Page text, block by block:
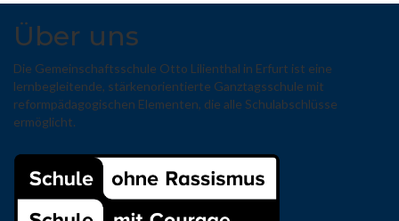
Über uns
Die Gemeinschaftsschule Otto Lilienthal in Erfurt ist eine
lernbegleitende, stärkenorientierte Ganztagsschule mit
reformpädagogischen Elementen, die alle Schulabschlüsse
ermöglicht.